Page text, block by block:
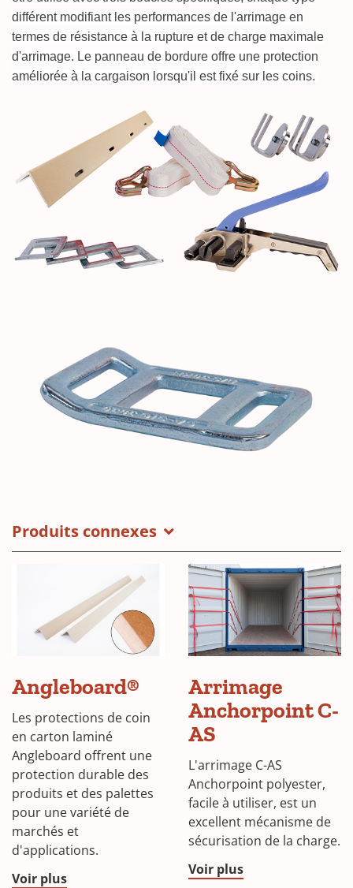
différent modifiant les performances de l'arrimage en
termes de résistance à la rupture et de charge maximale
d'arrimage. Le panneau de bordure offre une protection
améliorée à la cargaison lorsqu'il est fixé sur les coins.
Produits connexes
Angleboard®
Les protections de coin
en carton laminé
Angleboard offrent une
protection durable des
produits et des palettes
pour une variété de
marchés et
d'applications.
Voir plus
Arrimage
Anchorpoint C-
AS
L'arrimage C-AS
Anchorpoint polyester,
facile à utiliser, est un
excellent mécanisme de
sécurisation de la charge.
Voir plus